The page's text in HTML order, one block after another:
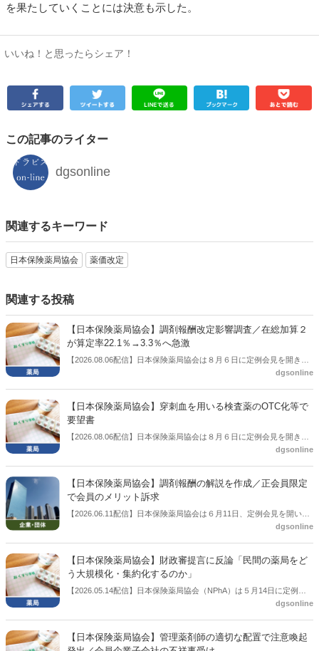
を果たしていくことには決意も示した。
いいね！と思ったらシェア！
この記事のライター
dgsonline
関連するキーワード
日本保険薬局協会 薬価改定
関連する投稿
【日本保険薬局協会】調剤報酬改定影響調査／在総加算２
が算定率22.1％→3.3％へ急激
【2026.08.06配信】日本保険薬局協会は８月６日に定例会見を開き、
「令和８年度調剤報酬改定に係る保険薬局への影響」の調査結果を公
3.3％へ大きく低下した。
dgsonline
【日本保険薬局協会】穿刺血を用いる検査薬のOTC化等で
要望書
【2026.08.06配信】日本保険薬局協会は８月６日に定例会見を開き、
「穿刺血を用いる検査薬のOTC化等に関する要望書」を厚生労働省 医
dgsonline
【日本保険薬局協会】調剤報酬の解説を作成／正会員限定
で会員のメリット訴求
【2026.06.11配信】日本保険薬局協会は６月11日、定例会見を開い
た。この中で「調剤報酬等に係る解説」を作成したことを報告。協会
考え。
dgsonline
【日本保険薬局協会】財政審提言に反論「民間の薬局をど
う大規模化・集約化するのか」
【2026.05.14配信】日本保険薬局協会（NPhA）は５月14日に定例会
見を開き、財務省の財政制度等審議会（財政審）から薬局の大規模
う大規模化・集約化するのか」との疑問を呈した上で、「規模の大小
や立地ではなく役割や機能、アウトプットで評価すべき」との考えを
dgsonline
【日本保険薬局協会】管理薬剤師の適切な配置で注意喚起